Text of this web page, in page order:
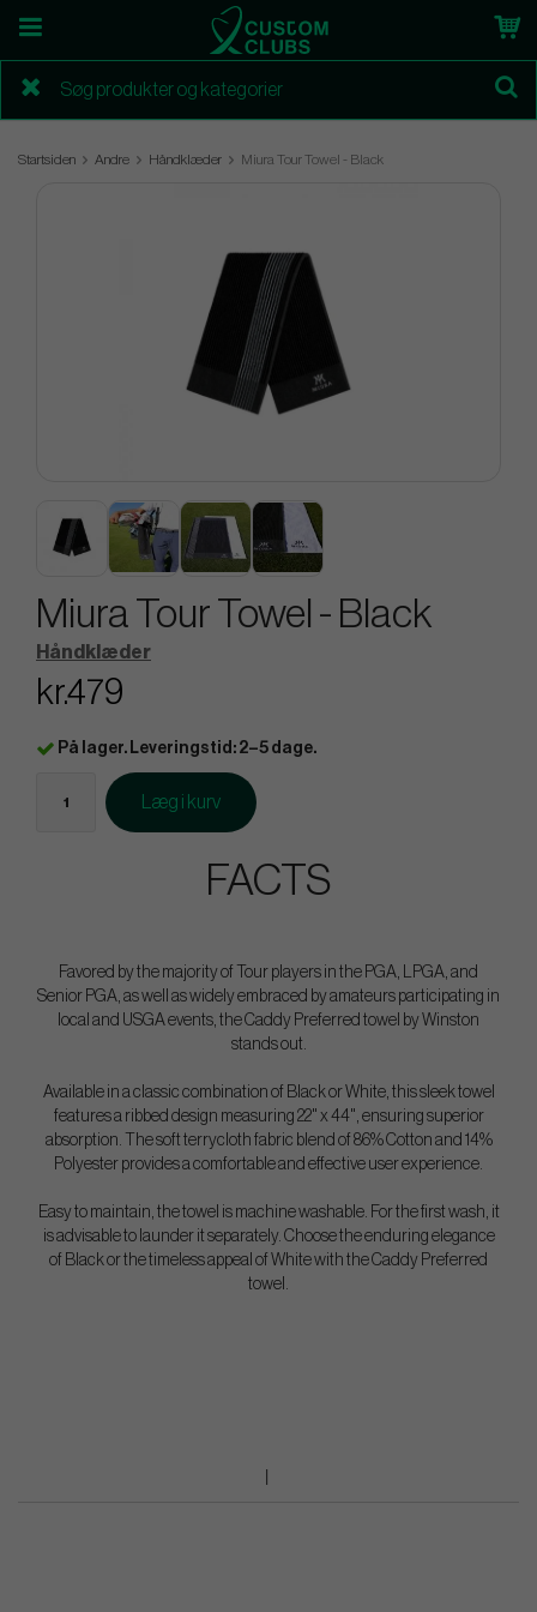
Startsiden Andre Håndklæder Miura Tour Towel - Black
Miura Tour Towel - Black
Håndklæder
kr.479
På lager. Leveringstid: 2–5 dage.
Læg i kurv
FACTS
Favored by the majority of Tour players in the PGA, LPGA, and
Senior PGA, as well as widely embraced by amateurs participating in
local and USGA events, the Caddy Preferred towel by Winston
stands out.
Available in a classic combination of Black or White, this sleek towel
features a ribbed design measuring 22" x 44", ensuring superior
absorption. The soft terrycloth fabric blend of 86% Cotton and 14%
Polyester provides a comfortable and effective user experience.
Easy to maintain, the towel is machine washable. For the first wash, it
is advisable to launder it separately. Choose the enduring elegance
of Black or the timeless appeal of White with the Caddy Preferred
towel.